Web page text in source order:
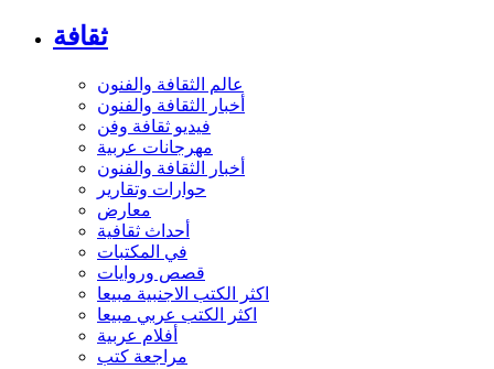
ثقافة
عالم الثقافة والفنون
أخبار الثقافة والفنون
فيديو ثقافة وفن
مهرجانات عربية
أخبار الثقافة والفنون
حوارات وتقارير
معارض
أحداث ثقافية
في المكتبات
قصص وروايات
اكثر الكتب الاجنبية مبيعا
اكثر الكتب عربي مبيعا
أفلام عربية
مراجعة كتب